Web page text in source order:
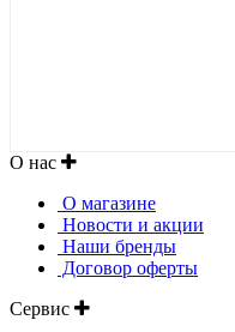
О нас
О магазине
Новости и акции
Наши бренды
Договор оферты
Сервис